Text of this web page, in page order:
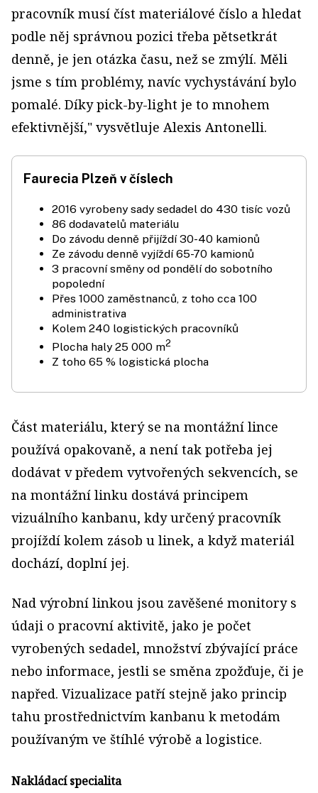
pracovník musí číst materiálové číslo a hledat
podle něj správnou pozici třeba pětsetkrát
denně, je jen otázka času, než se zmýlí. Měli
jsme s tím problémy, navíc vychystávání bylo
pomalé. Díky pick-by-light je to mnohem
efektivnější," vysvětluje Alexis Antonelli.
Faurecia Plzeň v číslech
2016 vyrobeny sady sedadel do 430 tisíc vozů
86 dodavatelů materiálu
Do závodu denně přijíždí 30-40 kamionů
Ze závodu denně vyjíždí 65-70 kamionů
3 pracovní směny od pondělí do sobotního
popolední
Přes 1000 zaměstnanců, z toho cca 100
administrativa
Kolem 240 logistických pracovníků
Plocha haly 25 000 m2
Z toho 65 % logistická plocha
Část materiálu, který se na montážní lince
používá opakovaně, a není tak potřeba jej
dodávat v předem vytvořených sekvencích, se
na montážní linku dostává principem
vizuálního kanbanu, kdy určený pracovník
projíždí kolem zásob u linek, a když materiál
dochází, doplní jej.
Nad výrobní linkou jsou zavěšené monitory s
údaji o pracovní aktivitě, jako je počet
vyrobených sedadel, množství zbývající práce
nebo informace, jestli se směna zpožďuje, či je
napřed. Vizualizace patří stejně jako princip
tahu prostřednictvím kanbanu k metodám
používaným ve štíhlé výrobě a logistice.
Nakládací specialita